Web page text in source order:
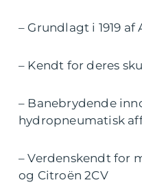
– Grundlagt i 1919
– Kendt for deres
– Banebrydende
hydropneumatisk
– Verdenskendt for
og Citroën 2CV